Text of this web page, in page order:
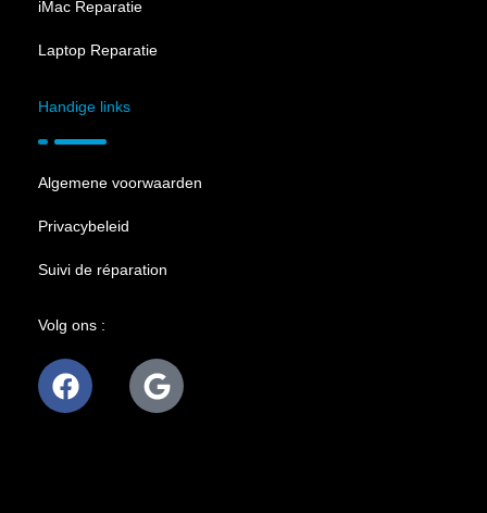
iMac Reparatie
Laptop Reparatie
Handige links
Algemene voorwaarden
Privacybeleid
Suivi de réparation
Volg ons :